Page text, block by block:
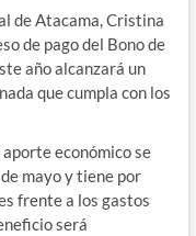
de Atacama, Cristina
de pago del Bono de
año alcanzará un
que cumpla con los
económico se
mayo y tiene por
frente a los gastos
será